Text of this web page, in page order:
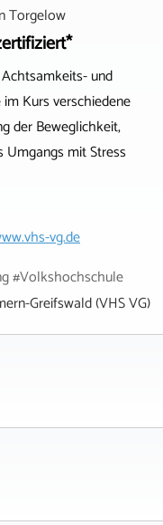
Torgelow
und
Kurs verschiedene
der Beweglichkeit,
Umgangs mit Stress
vg.de
#Volkshochschule
Greifswald (VHS VG)